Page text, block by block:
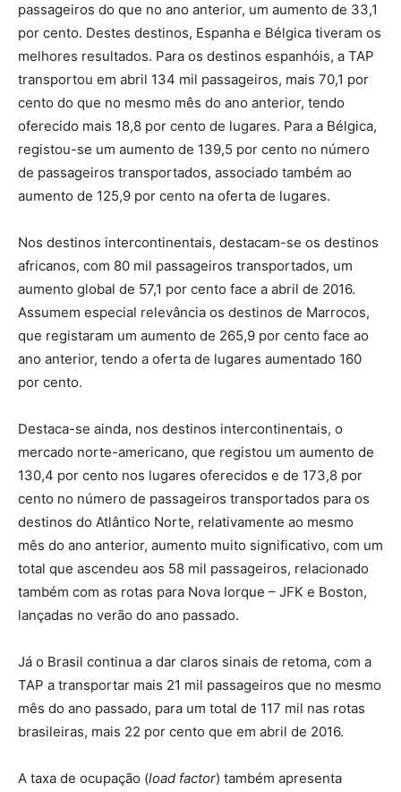
passageiros do que no ano anterior, um aumento de 33,1
por cento. Destes destinos, Espanha e Bélgica tiveram os
melhores resultados. Para os destinos espanhóis, a TAP
transportou em abril 134 mil passageiros, mais 70,1 por
cento do que no mesmo mês do ano anterior, tendo
oferecido mais 18,8 por cento de lugares. Para a Bélgica,
registou-se um aumento de 139,5 por cento no número
de passageiros transportados, associado também ao
aumento de 125,9 por cento na oferta de lugares.
Nos destinos intercontinentais, destacam-se os destinos
africanos, com 80 mil passageiros transportados, um
aumento global de 57,1 por cento face a abril de 2016.
Assumem especial relevância os destinos de Marrocos,
que registaram um aumento de 265,9 por cento face ao
ano anterior, tendo a oferta de lugares aumentado 160
por cento.
Destaca-se ainda, nos destinos intercontinentais, o
mercado norte-americano, que registou um aumento de
130,4 por cento nos lugares oferecidos e de 173,8 por
cento no número de passageiros transportados para os
destinos do Atlântico Norte, relativamente ao mesmo
mês do ano anterior, aumento muito significativo, com um
total que ascendeu aos 58 mil passageiros, relacionado
também com as rotas para Nova Iorque – JFK e Boston,
lançadas no verão do ano passado.
Já o Brasil continua a dar claros sinais de retoma, com a
TAP a transportar mais 21 mil passageiros que no mesmo
mês do ano passado, para um total de 117 mil nas rotas
brasileiras, mais 22 por cento que em abril de 2016.
A taxa de ocupação (load factor) também apresenta